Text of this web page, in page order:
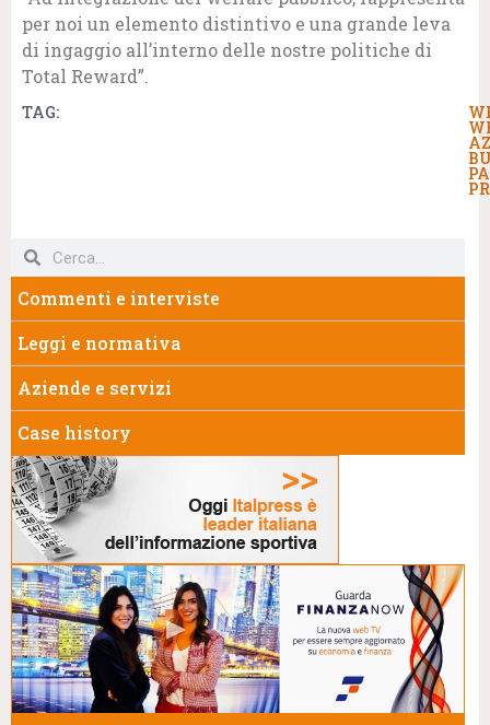
per noi un elemento distintivo e una grande leva
di ingaggio all’interno delle nostre politiche di
Total Reward”.
TAG:
Commenti e interviste
Leggi e normativa
Aziende e servizi
Case history